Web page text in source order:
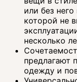
или без
которой не
несколько
предлагают
одежду и